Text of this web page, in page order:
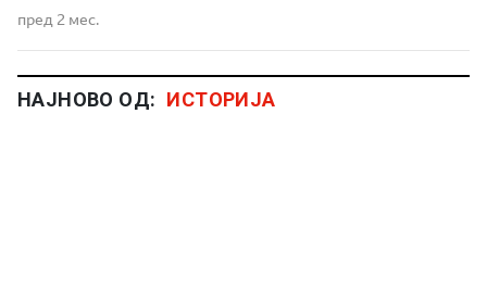
пред 2 мес.
НАЈНОВО ОД: ИСТОРИЈА